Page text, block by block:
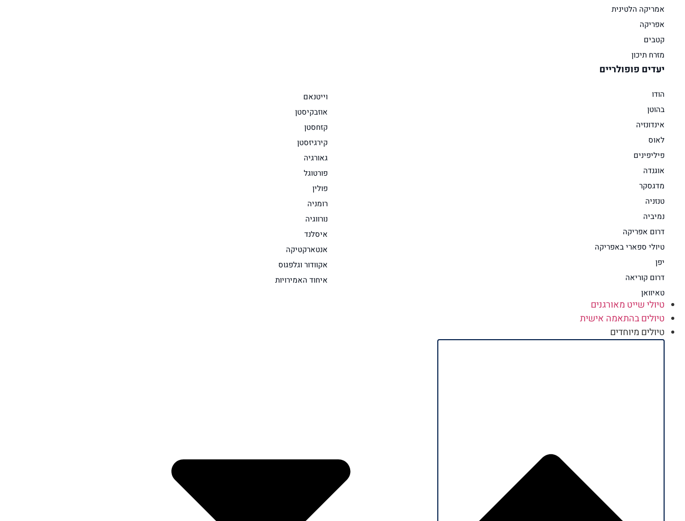
אמריקה הלטינית
אפריקה
קטבים
מזרח תיכון
יעדים פופולריים
הודו
בהוטן
אינדונזיה
לאוס
פיליפינים
אוגנדה
מדגסקר
טנזניה
נמיביה
דרום אפריקה
טיולי ספארי באפריקה
יפן
דרום קוריאה
טאיוואן
וייטנאם
אוזבקיסטן
קזחסטן
קירגיזסטן
גאורגיה
פורטוגל
פולין
רומניה
נורווגיה
איסלנד
אנטארקטיקה
אקוודור וגלפגוס
איחוד האמירויות
טיולי שייט מאורגנים
טיולים בהתאמה אישית
טיולים מיוחדים